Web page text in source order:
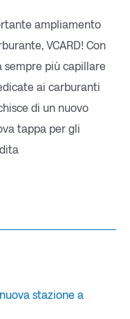
ampliamento
VCARD! Con
più capillare
ai carburanti
di un nuovo
tappa per gli
stazione a